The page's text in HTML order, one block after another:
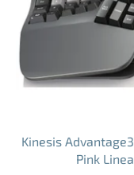
Kinesis
Pink